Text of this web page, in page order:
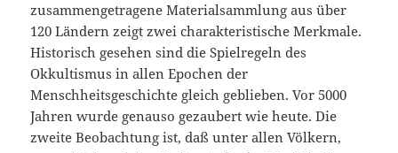
zusammengetragene Materialsammlung aus über
120 Ländern zeigt zwei charakteristische Merkmale.
Historisch gesehen sind die Spielregeln des
Okkultismus in allen Epochen der
Menschheitsgeschichte gleich geblieben. Vor 5000
Jahren wurde genauso gezaubert wie heute. Die
zweite Beobachtung ist, daß unter allen Völkern,